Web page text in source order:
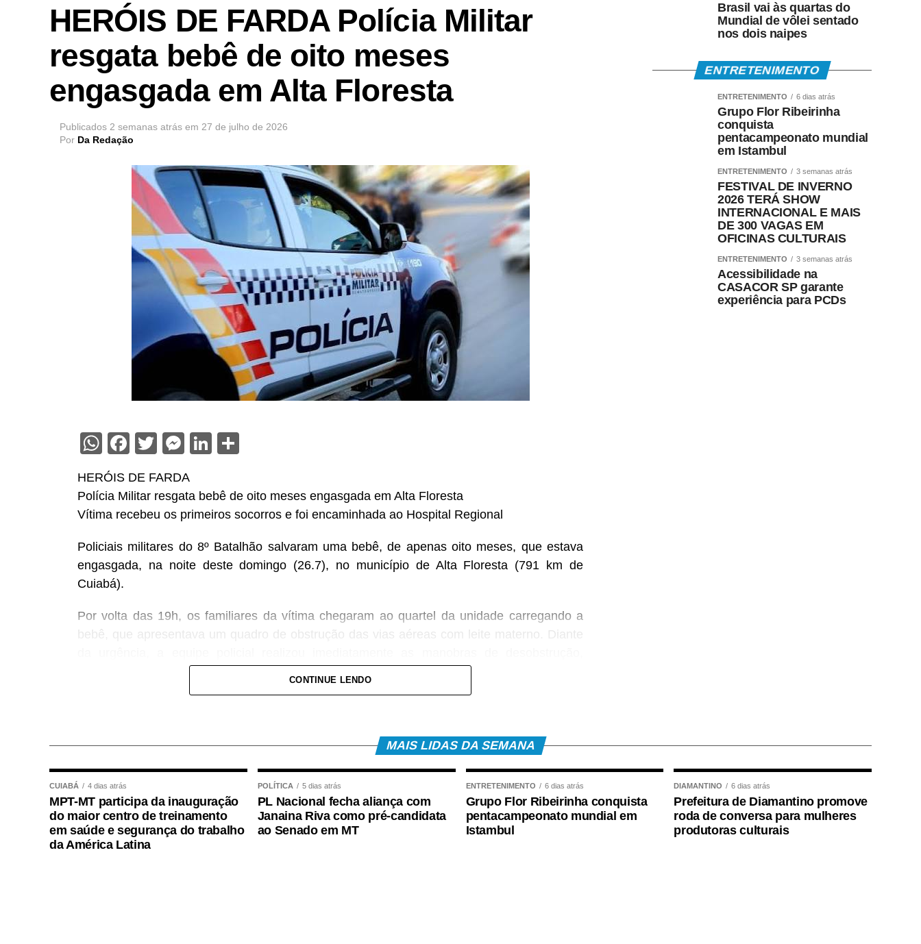
HERÓIS DE FARDA Polícia Militar
resgata bebê de oito meses
engasgada em Alta Floresta
Publicados 2 semanas atrás em 27 de julho de 2026
Por Da Redação
WhatsApp
Facebook
Twitter
Messenger
LinkedIn
HERÓIS DE FARDA
Polícia Militar resgata bebê de oito meses engasgada em Alta Floresta
Vítima recebeu os primeiros socorros e foi encaminhada ao Hospital Regional
Policiais militares do 8º Batalhão salvaram uma bebê, de apenas oito meses, que estava
engasgada, na noite deste domingo (26.7), no município de Alta Floresta (791 km de
Cuiabá).
Por volta das 19h, os familiares da vítima chegaram ao quartel da unidade carregando a
bebê, que apresentava um quadro de obstrução das vias aéreas com leite materno. Diante
conseguindo restabelecer a respiração da vítima.
plantão, que deu continuidade às avaliações e aos procedimentos necessários.
COMENTE ABAIXO:
WhatsApp
Facebook
Twitter
Messenger
LinkedIn
Share
CONTINUE LENDO
Brasil vai às quartas do
Mundial de vôlei sentado
nos dois naipes
ENTRETENIMENTO
ENTRETENIMENTO 6 dias atrás
Grupo Flor Ribeirinha
conquista
pentacampeonato mundial
em Istambul
ENTRETENIMENTO 3 semanas atrás
FESTIVAL DE INVERNO
2026 TERÁ SHOW
INTERNACIONAL E MAIS
DE 300 VAGAS EM
OFICINAS CULTURAIS
ENTRETENIMENTO 3 semanas atrás
Acessibilidade na
CASACOR SP garante
experiência para PCDs
MAIS LIDAS DA SEMANA
CUIABÁ 4 dias atrás
MPT-MT participa da inauguração
do maior centro de treinamento
em saúde e segurança do trabalho
da América Latina
POLÍTICA 5 dias atrás
PL Nacional fecha aliança com
Janaina Riva como pré-candidata
ao Senado em MT
ENTRETENIMENTO 6 dias atrás
Grupo Flor Ribeirinha conquista
pentacampeonato mundial em
Istambul
DIAMANTINO 6 dias atrás
Prefeitura de Diamantino promove
roda de conversa para mulheres
produtoras culturais